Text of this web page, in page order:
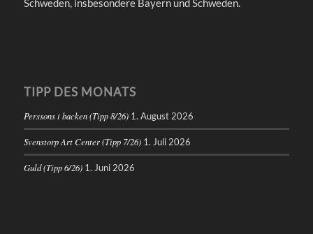
Schweden, insbesondere Bayern und Schweden.
TIPP DES MONATS
Perssons i backen (Tipp 8/26) 1. August 2026
Svenstorp Art Center (Tipp 7/26) 1. Juli 2026
Guld (Tipp 6/26) 1. Juni 2026